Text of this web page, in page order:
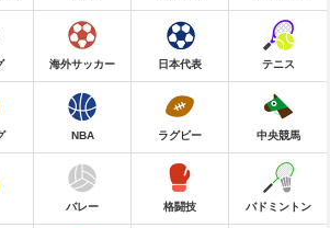
海外サッカー 日本代表 テニス
NBA ラグビー 中央競馬
バレー 格闘技 バドミントン